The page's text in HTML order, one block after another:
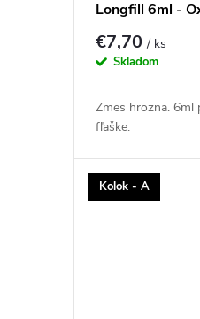
Longfill 6ml -
€7,70/ ks
Skladom
Zmes hrozna. 6ml
fľaške.
Kolok - A